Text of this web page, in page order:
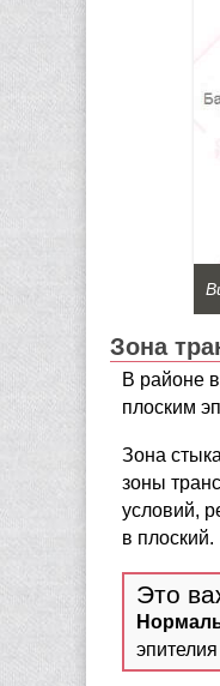
Зона
В районе
плоским
Зона
зоны
условий,
в плоский.